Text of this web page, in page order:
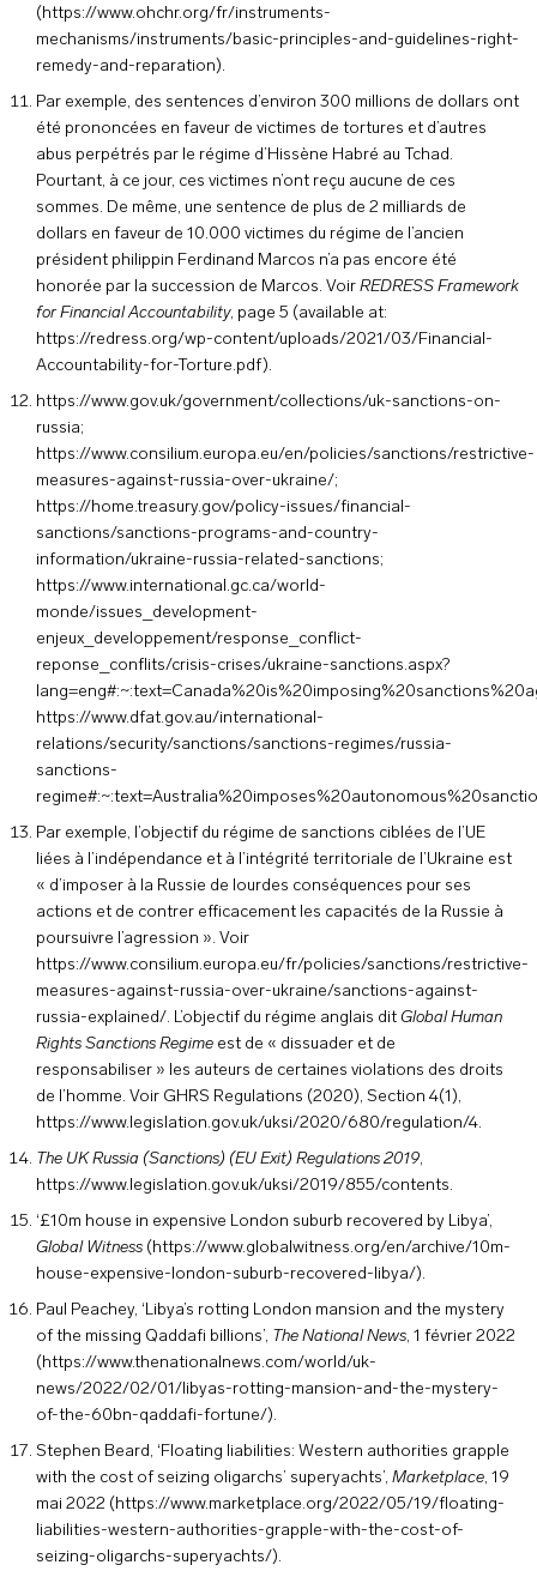
(https://www.ohchr.org/fr/instruments-
mechanisms/instruments/basic-principles-and-guidelines-right-
remedy-and-reparation).
Par exemple, des sentences d’environ 300 millions de dollars ont
été prononcées en faveur de victimes de tortures et d’autres
abus perpétrés par le régime d’Hissène Habré au Tchad.
Pourtant, à ce jour, ces victimes n’ont reçu aucune de ces
sommes. De même, une sentence de plus de 2 milliards de
dollars en faveur de 10.000 victimes du régime de l’ancien
président philippin Ferdinand Marcos n’a pas encore été
honorée par la succession de Marcos. Voir REDRESS Framework
for Financial Accountability, page 5 (available at:
https://redress.org/wp-content/uploads/2021/03/Financial-
Accountability-for-Torture.pdf).
https://www.gov.uk/government/collections/uk-sanctions-on-
russia;
https://www.consilium.europa.eu/en/policies/sanctions/restrictive-
measures-against-russia-over-ukraine/;
https://home.treasury.gov/policy-issues/financial-
sanctions/sanctions-programs-and-country-
information/ukraine-russia-related-sanctions;
https://www.international.gc.ca/world-
monde/issues_development-
enjeux_developpement/response_conflict-
reponse_conflits/crisis-crises/ukraine-sanctions.aspx?
https://www.dfat.gov.au/international-
relations/security/sanctions/sanctions-regimes/russia-
sanctions-
Par exemple, l’objectif du régime de sanctions ciblées de l’UE
liées à l’indépendance et à l’intégrité territoriale de l’Ukraine est
« d’imposer à la Russie de lourdes conséquences pour ses
actions et de contrer efficacement les capacités de la Russie à
poursuivre l’agression ». Voir
https://www.consilium.europa.eu/fr/policies/sanctions/restrictive-
measures-against-russia-over-ukraine/sanctions-against-
russia-explained/. L’objectif du régime anglais dit Global Human
Rights Sanctions Regime est de « dissuader et de
responsabiliser » les auteurs de certaines violations des droits
de l’homme. Voir GHRS Regulations (2020), Section 4(1),
https://www.legislation.gov.uk/uksi/2020/680/regulation/4.
The UK Russia (Sanctions) (EU Exit) Regulations 2019,
https://www.legislation.gov.uk/uksi/2019/855/contents.
‘£10m house in expensive London suburb recovered by Libya’,
Global Witness (https://www.globalwitness.org/en/archive/10m-
house-expensive-london-suburb-recovered-libya/).
Paul Peachey, ‘Libya’s rotting London mansion and the mystery
of the missing Qaddafi billions’, The National News, 1 février 2022
(https://www.thenationalnews.com/world/uk-
news/2022/02/01/libyas-rotting-mansion-and-the-mystery-
of-the-60bn-qaddafi-fortune/).
Stephen Beard, ‘Floating liabilities: Western authorities grapple
with the cost of seizing oligarchs’ superyachts’, Marketplace, 19
mai 2022 (https://www.marketplace.org/2022/05/19/floating-
liabilities-western-authorities-grapple-with-the-cost-of-
seizing-oligarchs-superyachts/).